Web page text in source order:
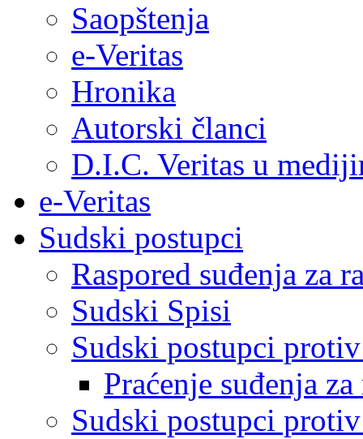
Saopštenja
e-Veritas
Hronika
Autorski članci
D.I.C. Veritas u
e-Veritas
Sudski postupci
Raspored suđenja za
Sudski Spisi
Sudski postupci
Praćenje suđenja
Sudski postupci